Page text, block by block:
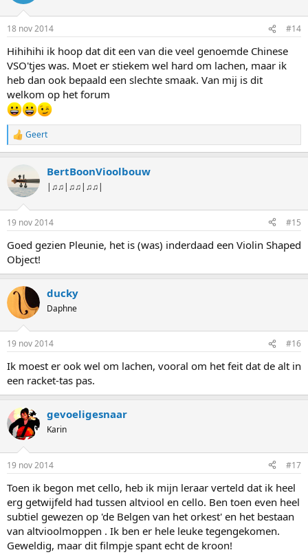
18 nov 2014 #14
Hihihihi ik hoop dat dit een van die veel genoemde Chinese
VSO'tjes was. Moet er stiekem wel hard om lachen, maar ik
heb dan ook bepaald een slechte smaak. Van mij is dit
welkom op het forum
W
a
d
e
n
e
n
:
Geert
BertBoonVioolbouw
|♫♫|♫♫|♫♫|
19 nov 2014 #15
Goed gezien Pleunie, het is (was) inderdaad een Violin Shaped
Object!
ducky
Daphne
19 nov 2014 #16
Ik moest er ook wel om lachen, vooral om het feit dat de alt in
een racket-tas pas.
gevoeligesnaar
Karin
19 nov 2014 #17
Toen ik begon met cello, heb ik mijn leraar verteld dat ik heel
erg getwijfeld had tussen altviool en cello. Ben toen even heel
subtiel gewezen op 'de Belgen van het orkest' en het bestaan
van altvioolmoppen . Ik ben er hele leuke tegengekomen.
Geweldig, maar dit filmpje spant echt de kroon!